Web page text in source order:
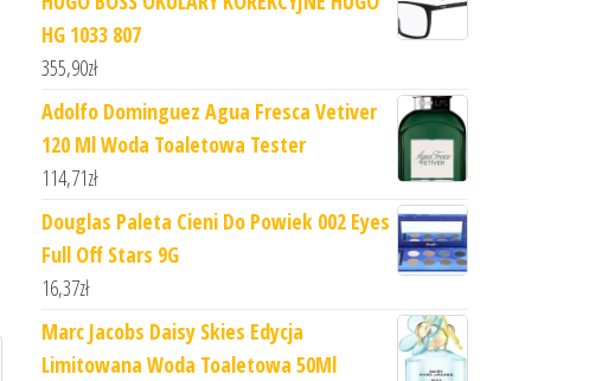
HG 1033 807
355,90zł
Adolfo Dominguez Agua Fresca Vetiver
120 Ml Woda Toaletowa Tester
114,71zł
Douglas Paleta Cieni Do Powiek 002 Eyes
Full Off Stars 9G
16,37zł
Marc Jacobs Daisy Skies Edycja
Limitowana Woda Toaletowa 50Ml